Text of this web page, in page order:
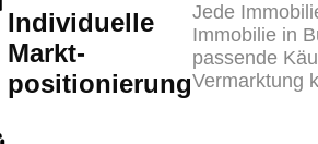
Individuelle
Markt-
positionierung
Jede
Immobilie in
passende
Vermarktung